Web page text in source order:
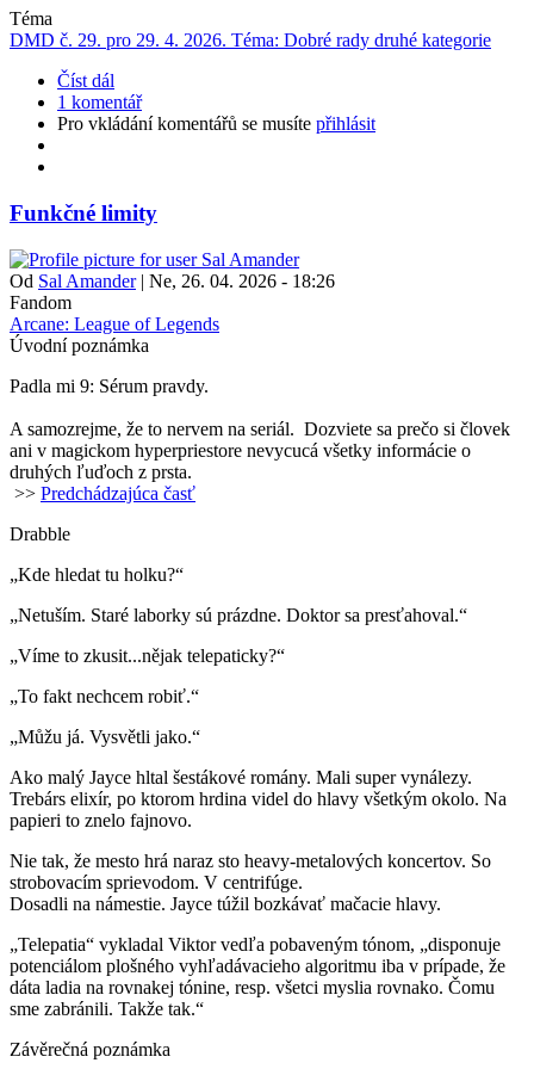
Téma
DMD č. 29. pro 29. 4. 2026. Téma: Dobré rady druhé kategorie
Číst dál
1 komentář
Pro vkládání komentářů se musíte přihlásit
Funkčné limity
Od Sal Amander| Ne, 26. 04. 2026 - 18:26
Fandom
Arcane: League of Legends
Úvodní poznámka
Padla mi 9: Sérum pravdy.
A samozrejme, že to nervem na seriál. Dozviete sa prečo si človek
ani v magickom hyperpriestore nevycucá všetky informácie o
druhých ľuďoch z prsta.
>> Predchádzajúca časť
Drabble
„Kde hledat tu holku?“
„Netuším. Staré laborky sú prázdne. Doktor sa presťahoval.“
„Víme to zkusit...nějak telepaticky?“
„To fakt nechcem robiť.“
„Můžu já. Vysvětli jako.“
Ako malý Jayce hltal šestákové romány. Mali super vynálezy.
Trebárs elixír, po ktorom hrdina videl do hlavy všetkým okolo. Na
papieri to znelo fajnovo.
Nie tak, že mesto hrá naraz sto heavy-metalových koncertov. So
strobovacím sprievodom. V centrifúge.
Dosadli na námestie. Jayce túžil bozkávať mačacie hlavy.
„Telepatia“ vykladal Viktor vedľa pobaveným tónom, „disponuje
potenciálom plošného vyhľadávacieho algoritmu iba v prípade, že
dáta ladia na rovnakej tónine, resp. všetci myslia rovnako. Čomu
sme zabránili. Takže tak.“
Závěrečná poznámka